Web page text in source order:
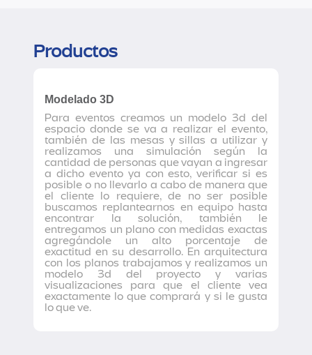
Productos
Modelado 3D
Para eventos creamos un modelo 3d del
espacio donde se va a realizar el evento,
también de las mesas y sillas a utilizar y
realizamos una simulación según la
cantidad de personas que vayan a ingresar
a dicho evento ya con esto, verificar si es
posible o no llevarlo a cabo de manera que
el cliente lo requiere, de no ser posible
buscamos replantearnos en equipo hasta
encontrar la solución, también le
entregamos un plano con medidas exactas
agregándole un alto porcentaje de
exactitud en su desarrollo. En arquitectura
con los planos trabajamos y realizamos un
modelo 3d del proyecto y varias
visualizaciones para que el cliente vea
exactamente lo que comprará y si le gusta
lo que ve.